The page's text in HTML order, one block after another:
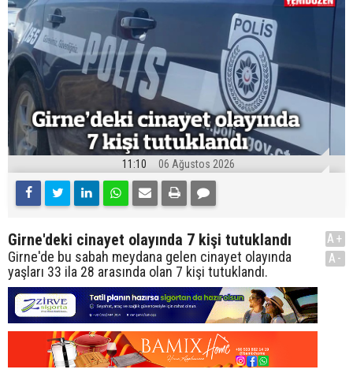
11:10 06 Ağustos 2026
Girne'deki cinayet olayında 7 kişi tutuklandı
Girne'de bu sabah meydana gelen cinayet olayında
yaşları 33 ila 28 arasında olan 7 kişi tutuklandı.
A+
A-